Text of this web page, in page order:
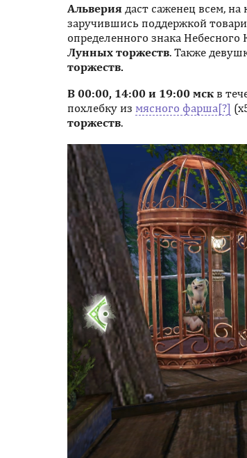
Альверия даст саженец всем,
заручившись поддержкой
определенного знака
Лунных торжеств. Также
торжеств.
В 00:00, 14:00 и 19:00 мск в
похлебку из мясного фарша
торжеств.